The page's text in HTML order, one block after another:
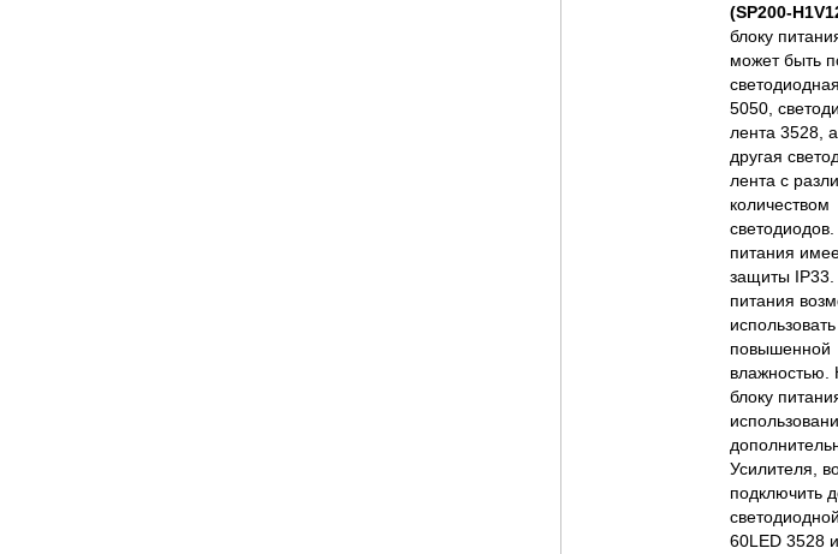
(SP200-
блоку
может быть
5050,
лента 3528,
другая
лента с
количеством
питания
защиты IP33.
питания
повышенной
влажностью.
блоку
Усилителя,
подключить
60LED 3528